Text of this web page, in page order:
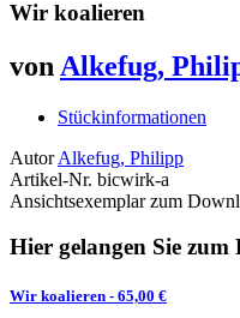
Wir koalieren
von Alkefug,
Stückinformationen
Autor Alkefug, Philipp
Artikel-Nr. bicwirk-a
Ansichtsexemplar zum
Hier gelangen Sie
Wir koalieren - 65,00 €